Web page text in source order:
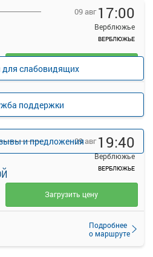
09 авг 17:00
Верблюжье
ВЕРБЛЮЖЬЕ
Подробнее
09 авг 19:40
Верблюжье
ВЕРБЛЮЖЬЕ
Подробнее
о маршруте
Загрузить цену
для слабовидящих
поддержки
и предложения